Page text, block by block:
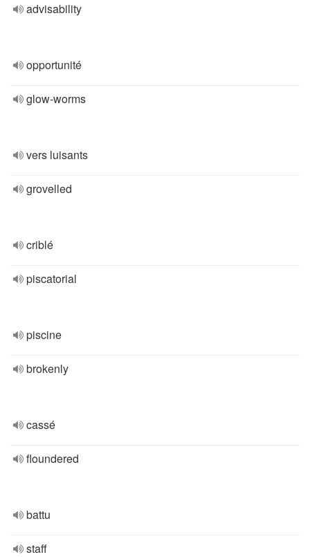
advisability
opportunité
glow-worms
vers luisants
grovelled
criblé
piscatorial
piscine
brokenly
cassé
floundered
battu
staff